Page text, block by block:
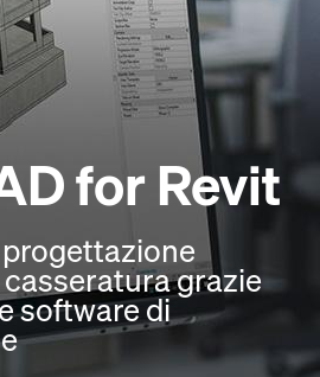
for Revit
grazie
software di